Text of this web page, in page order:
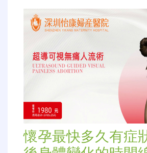
懷孕最快多久有症